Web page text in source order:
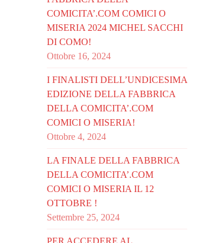
COMICITA’.COM COMICI O
MISERIA 2024 MICHEL SACCHI
DI COMO!
Ottobre 16, 2024
I FINALISTI DELL’UNDICESIMA
EDIZIONE DELLA FABBRICA
DELLA COMICITA’.COM
COMICI O MISERIA!
Ottobre 4, 2024
LA FINALE DELLA FABBRICA
DELLA COMICITA’.COM
COMICI O MISERIA IL 12
OTTOBRE !
Settembre 25, 2024
PER ACCEDERE AL